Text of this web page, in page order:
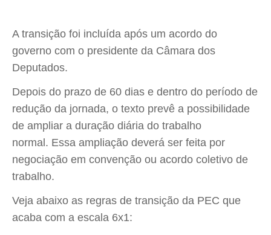
A transição foi incluída após um acordo do
governo com o presidente da Câmara dos
Deputados.
Depois do prazo de 60 dias e dentro do período de
redução da jornada, o texto prevê a possibilidade
de ampliar a duração diária do trabalho
normal. Essa ampliação deverá ser feita por
negociação em convenção ou acordo coletivo de
trabalho.
Veja abaixo as regras de transição da PEC que
acaba com a escala 6x1: